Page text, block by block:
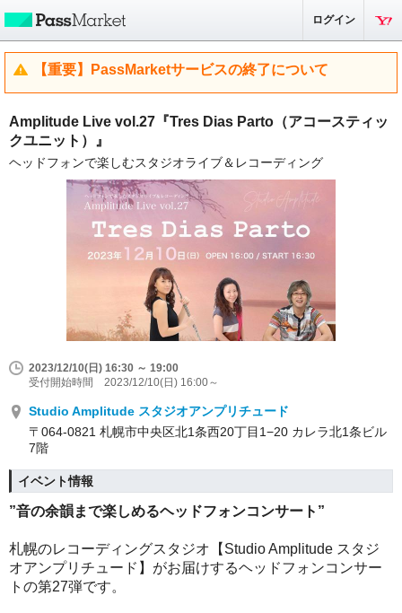
ログイン
【重要】PassMarketサービスの終了について
Amplitude Live vol.27『Tres Dias Parto（アコースティッ
クユニット）』
ヘッドフォンで楽しむスタジオライブ＆レコーディング
2023/12/10(日) 16:30 ～ 19:00
受付開始時間 2023/12/10(日) 16:00～
Studio Amplitude スタジオアンプリチュード
〒064-0821 札幌市中央区北1条西20丁目1−20 カレラ北1条ビル
7階
イベント情報
”音の余韻まで楽しめるヘッドフォンコンサート”
札幌のレコーディングスタジオ【Studio Amplitude スタジ
オアンプリチュード】がお届けするヘッドフォンコンサー
トの第27弾です。